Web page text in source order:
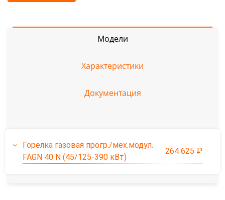
Модели
Характеристики
Документация
Горелка газовая прогр./мех.модул.
FAGN 40 N (45/125-390 кВт)
264 625 ₽